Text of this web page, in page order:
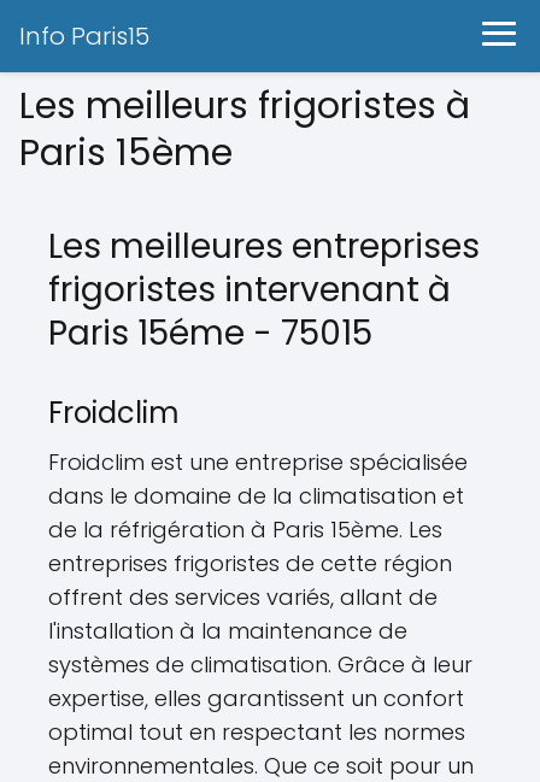
Info Paris15
Les meilleurs frigoristes à
Paris 15ème
Les meilleures entreprises
frigoristes intervenant à
Paris 15éme - 75015
Froidclim
Froidclim est une entreprise spécialisée
dans le domaine de la climatisation et
de la réfrigération à Paris 15ème. Les
entreprises frigoristes de cette région
offrent des services variés, allant de
l'installation à la maintenance de
systèmes de climatisation. Grâce à leur
expertise, elles garantissent un confort
optimal tout en respectant les normes
environnementales. Que ce soit pour un